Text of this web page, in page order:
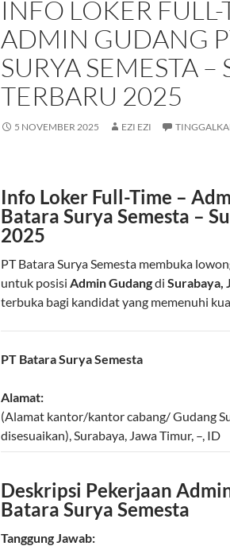
INFO LOKER
ADMIN GUDANG
SURYA SEMESTA –
TERBARU 2025
5 NOVEMBER 2025 EZI EZI
Info Loker Full-Time –
Batara Surya Semesta –
2025
PT Batara Surya Semesta membuka
untuk posisi Admin Gudangdi Surabaya,
terbuka bagi kandidat yang memenuhi
PT Batara Surya Semesta
Alamat:
(Alamat kantor/kantor cabang/ Gudang
disesuaikan),Surabaya, Jawa Timur, –, ID
Deskripsi Pekerjaan
Batara Surya Semesta
Tanggung Jawab: